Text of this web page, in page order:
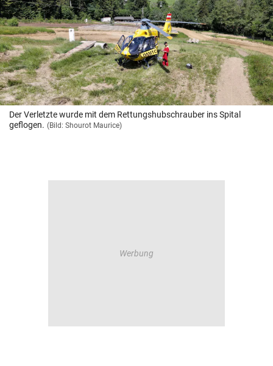
Der Verletzte wurde mit dem Rettungshubschrauber ins Spital
geflogen. (Bild: Shourot Maurice)